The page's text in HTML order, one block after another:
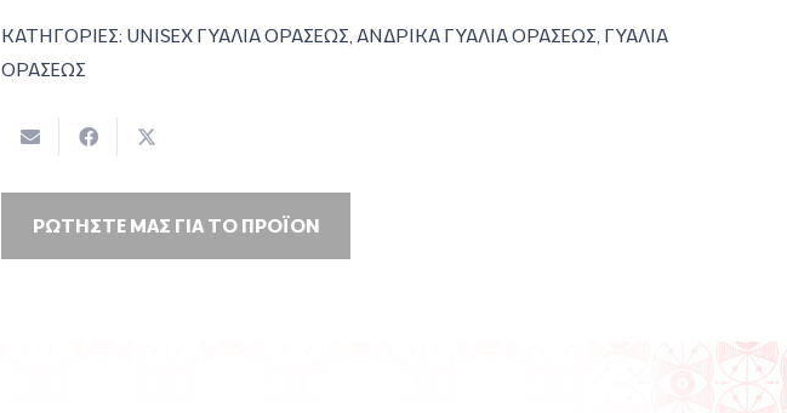
ΚΑΤΗΓΟΡΙΕΣ: UNISEX ΓΥΑΛΙΑ ΟΡΑΣΕΩΣ, ΑΝΔΡΙΚΑ ΓΥΑΛΙΑ ΟΡΑΣΕΩΣ, ΓΥΑΛΙΑ
ΟΡΑΣΕΩΣ
ΡΩΤΗΣΤΕ ΜΑΣ ΓΙΑ ΤΟ ΠΡΟΪΟΝ